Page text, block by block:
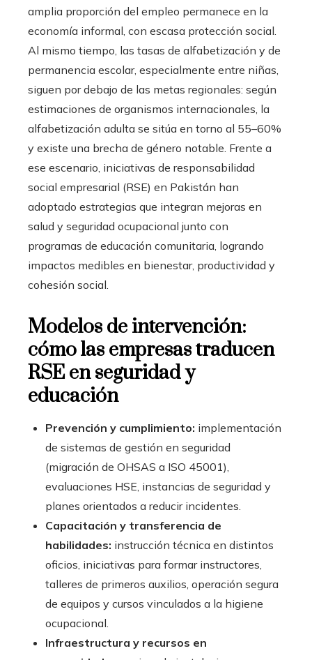
amplia proporción del empleo permanece en la
economía informal, con escasa protección social.
Al mismo tiempo, las tasas de alfabetización y de
permanencia escolar, especialmente entre niñas,
siguen por debajo de las metas regionales: según
estimaciones de organismos internacionales, la
alfabetización adulta se sitúa en torno al 55–60%
y existe una brecha de género notable. Frente a
ese escenario, iniciativas de responsabilidad
social empresarial (RSE) en Pakistán han
adoptado estrategias que integran mejoras en
salud y seguridad ocupacional junto con
programas de educación comunitaria, logrando
impactos medibles en bienestar, productividad y
cohesión social.
Modelos de intervención:
cómo las empresas traducen
RSE en seguridad y
educación
Prevención y cumplimiento: implementación
de sistemas de gestión en seguridad
(migración de OHSAS a ISO 45001),
evaluaciones HSE, instancias de seguridad y
planes orientados a reducir incidentes.
Capacitación y transferencia de
habilidades: instrucción técnica en distintos
oficios, iniciativas para formar instructores,
talleres de primeros auxilios, operación segura
de equipos y cursos vinculados a la higiene
ocupacional.
Infraestructura y recursos en